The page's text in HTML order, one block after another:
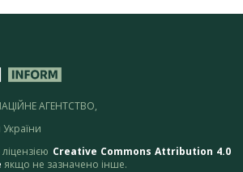
АГЕНТСТВО,
Creative Commons Attribution 4.0
якщо не зазначено інше.